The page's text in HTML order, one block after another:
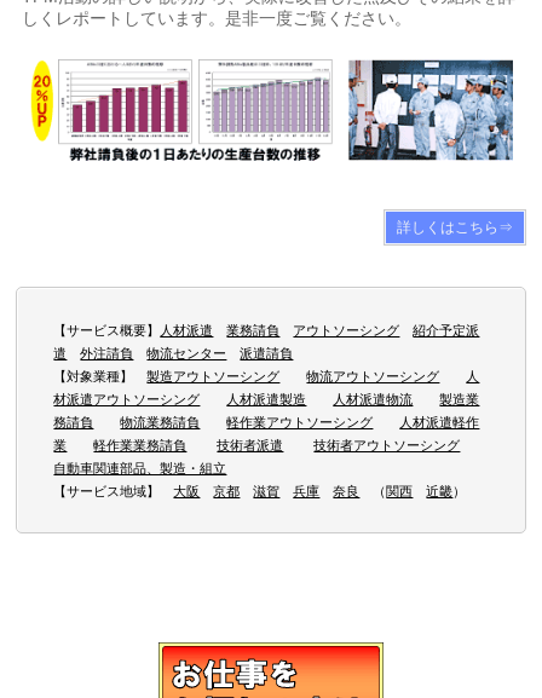
しくレポートしています。是非一度ご覧ください。
詳しくはこちら⇒
【サービス概要】 人材派遣 業務請負 アウトソーシング
紹介予定派
遣
外注請負 物流センター
派遣請負
【対象業種】製造アウトソーシング 物流アウトソーシング
人
材派遣アウトソーシング
人材派遣製造 人材派遣物流
製造業
務請負
物流業務請負 軽作業アウトソーシング
人材派遣軽作
業
軽作業業務請負 技術者派遣
技術者アウトソーシング
自動車関連部品、製造・組立
【サービス地域】大阪 京都 滋賀 兵庫 奈良 （関西 近畿）